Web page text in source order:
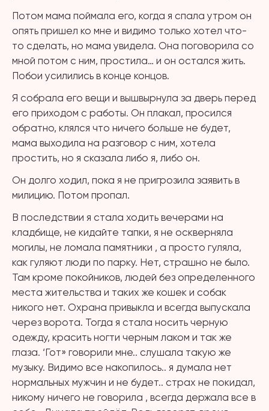
Потом мама поймала его, когда я спала утром он
опять пришел ко мне и видимо только хотел что-
то сделать, но мама увидела. Она поговорила со
мной потом с ним, простила… и он остался жить.
Побои усилились в конце концов.
Я собрала его вещи и вышвырнула за дверь перед
его приходом с работы. Он плакал, просился
обратно, клялся что ничего больше не будет,
мама выходила на разговор с ним, хотела
простить, но я сказала либо я, либо он.
Он долго ходил, пока я не пригрозила заявить в
милицию. Потом пропал.
В последствии я стала ходить вечерами на
кладбище, не кидайте тапки, я не оскверняла
могилы, не ломала памятники , а просто гуляла,
как гуляют люди по парку. Нет, страшно не было.
Там кроме покойников, людей без определенного
места жительства и таких же кошек и собак
никого нет. Охрана привыкла и всегда выпускала
через ворота. Тогда я стала носить черную
одежду, красить ногти черным лаком и так же
глаза. ‘Гот» говорили мне.. слушала такую же
музыку. Видимо все накопилось.. я думала нет
нормальных мужчин и не будет.. страх не покидал,
никому ничего не говорила , всегда держала все в